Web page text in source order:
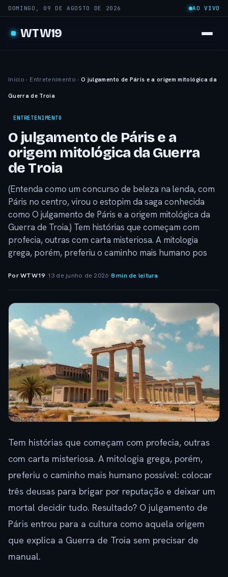
DOMINGO, 09 DE AGOSTO DE 2026 AO VIVO
WTW19
Início › Entretenimento › O julgamento de Páris e a origem mitológica da
Guerra de Troia
ENTRETENIMENTO
O julgamento de Páris e a
origem mitológica da Guerra
de Troia
(Entenda como um concurso de beleza na lenda, com
Páris no centro, virou o estopim da saga conhecida
como O julgamento de Páris e a origem mitológica da
Guerra de Troia.) Tem histórias que começam com
profecia, outras com carta misteriosa. A mitologia
grega, porém, preferiu o caminho mais humano pos
Por WTW19· 13 de junho de 2026·8 min de leitura
Tem histórias que começam com profecia, outras
com carta misteriosa. A mitologia grega, porém,
preferiu o caminho mais humano possível: colocar
três deusas para brigar por reputação e deixar um
mortal decidir tudo. Resultado? O julgamento de
Páris entrou para a cultura como aquela origem
que explica a Guerra de Troia sem precisar de
manual.